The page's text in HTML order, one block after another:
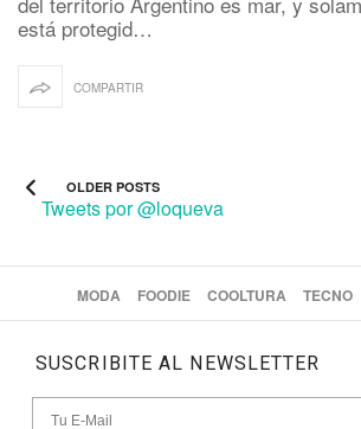
está protegid…
COMPARTIR
OLDER POSTS
Tweets por @loqueva
MODA FOODIE COOLTURA TECNO
SUSCRIBITE AL NEWSLETTER